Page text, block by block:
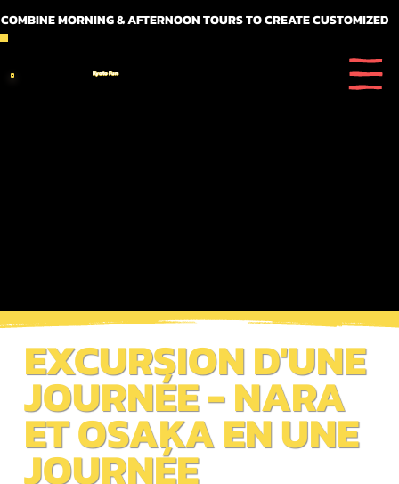
MORNING & AFTERNOON TOURS TO CREATE CUSTOMIZED
Kyoto Fun
EXCURSION D'UNE
JOURNÉE - NARA
ET OSAKA EN UNE
JOURNÉE